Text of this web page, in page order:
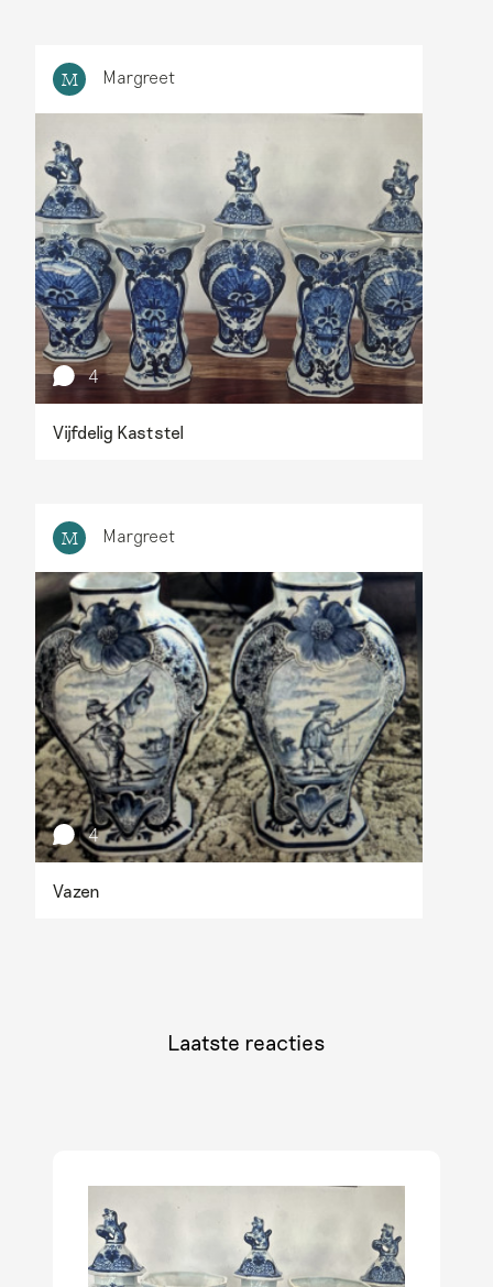
M Margreet
4
Vijfdelig Kaststel
M Margreet
4
Vazen
Laatste reacties